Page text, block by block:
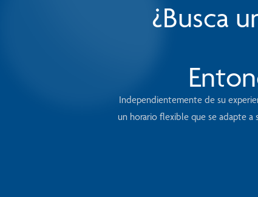
¿Busca
Independientemente de su
un horario flexible que se adapte a